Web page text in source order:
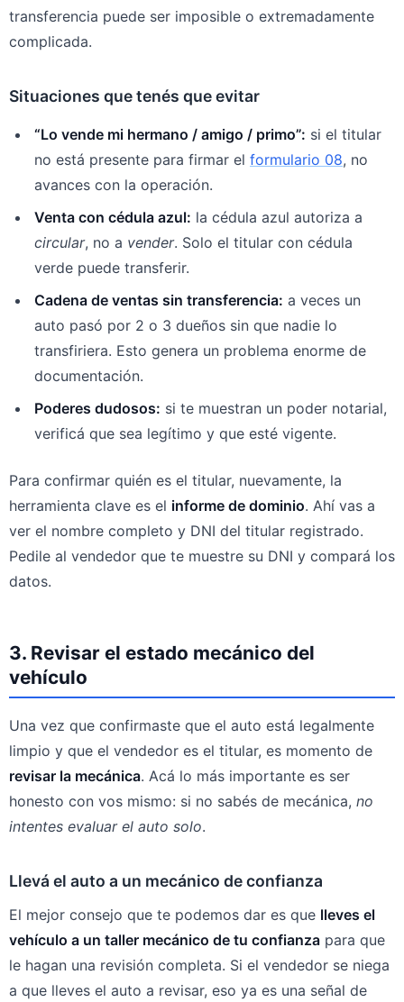
transferencia puede ser imposible o extremadamente
complicada.
Situaciones que tenés que evitar
“Lo vende mi hermano / amigo / primo”: si el titular
no está presente para firmar el formulario 08, no
avances con la operación.
Venta con cédula azul: la cédula azul autoriza a
circular, no a vender. Solo el titular con cédula
verde puede transferir.
Cadena de ventas sin transferencia: a veces un
auto pasó por 2 o 3 dueños sin que nadie lo
transfiriera. Esto genera un problema enorme de
documentación.
Poderes dudosos: si te muestran un poder notarial,
verificá que sea legítimo y que esté vigente.
Para confirmar quién es el titular, nuevamente, la
herramienta clave es el informe de dominio. Ahí vas a
ver el nombre completo y DNI del titular registrado.
Pedile al vendedor que te muestre su DNI y compará los
datos.
3. Revisar el estado mecánico del
vehículo
Una vez que confirmaste que el auto está legalmente
limpio y que el vendedor es el titular, es momento de
revisar la mecánica. Acá lo más importante es ser
honesto con vos mismo: si no sabés de mecánica, no
intentes evaluar el auto solo.
Llevá el auto a un mecánico de confianza
El mejor consejo que te podemos dar es que lleves el
vehículo a un taller mecánico de tu confianza para que
le hagan una revisión completa. Si el vendedor se niega
a que lleves el auto a revisar, eso ya es una señal de